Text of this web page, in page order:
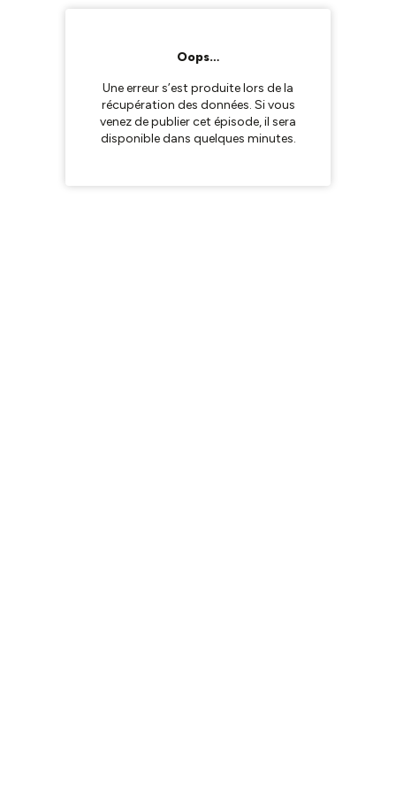
Oops…
Une erreur s’est produite lors de la
récupération des données. Si vous
venez de publier cet épisode, il sera
disponible dans quelques minutes.